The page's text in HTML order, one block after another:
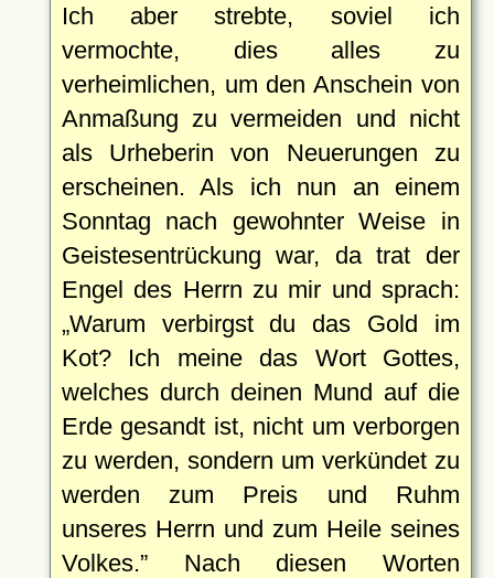
Ich aber strebte, soviel ich
vermochte, dies alles zu
verheimlichen, um den Anschein von
Anmaßung zu vermeiden und nicht
als Urheberin von Neuerungen zu
erscheinen. Als ich nun an einem
Sonntag nach gewohnter Weise in
Geistesentrückung war, da trat der
Engel des Herrn zu mir und sprach:
Warum verbirgst du das Gold im
Kot? Ich meine das Wort Gottes,
welches durch deinen Mund auf die
Erde gesandt ist, nicht um verborgen
zu werden, sondern um verkündet zu
werden zum Preis und Ruhm
unseres Herrn und zum Heile seines
Volkes. Nach diesen Worten